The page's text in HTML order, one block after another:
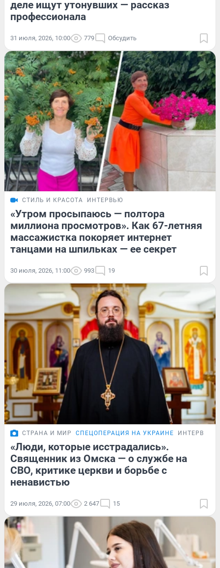
деле ищут утонувших — рассказ
профессионала
31 июля, 2026, 10:00 779 Обсудить
СТИЛЬ И КРАСОТА ИНТЕРВЬЮ
«Утром просыпаюсь — полтора
миллиона просмотров». Как 67-летняя
массажистка покоряет интернет
танцами на шпильках — ее секрет
30 июля, 2026, 11:00 993 19
СТРАНА И МИР СПЕЦОПЕРАЦИЯ НА УКРАИНЕ ИНТЕРВЬЮ
«Люди, которые исстрадались».
Священник из Омска — о службе на
СВО, критике церкви и борьбе с
ненавистью
29 июля, 2026, 07:00 2 647 15